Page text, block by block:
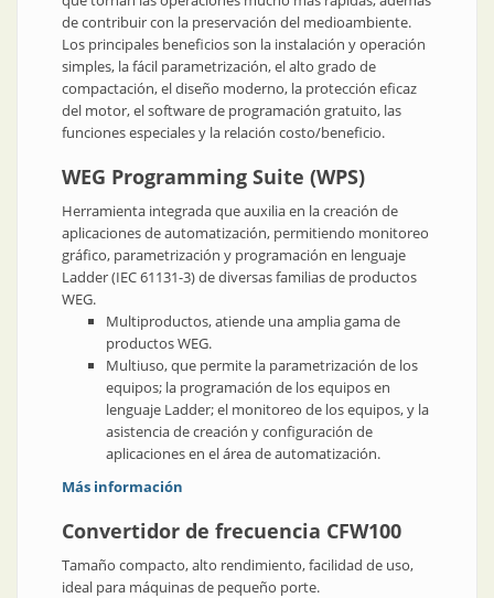
de contribuir con la preservación del medioambiente.
Los principales beneficios son la instalación y operación
simples, la fácil parametrización, el alto grado de
compactación, el diseño moderno, la protección eficaz
del motor, el software de programación gratuito, las
funciones especiales y la relación costo/beneficio.
WEG Programming Suite (WPS)
Herramienta integrada que auxilia en la creación de
aplicaciones de automatización, permitiendo monitoreo
gráfico, parametrización y programación en lenguaje
Ladder (IEC 61131-3) de diversas familias de productos
WEG.
Multiproductos, atiende una amplia gama de
productos WEG.
Multiuso, que permite la parametrización de los
equipos; la programación de los equipos en
lenguaje Ladder; el monitoreo de los equipos, y la
asistencia de creación y configuración de
aplicaciones en el área de automatización.
Más información
Convertidor de frecuencia CFW100
Tamaño compacto, alto rendimiento, facilidad de uso,
ideal para máquinas de pequeño porte.